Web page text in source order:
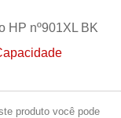
HP nº901XL BK
produto você pode